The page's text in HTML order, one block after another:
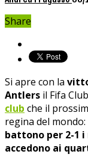
Share
Si apre con la
Antlers il Fifa
club che il
regina del
battono per 2-1 i
accedono ai